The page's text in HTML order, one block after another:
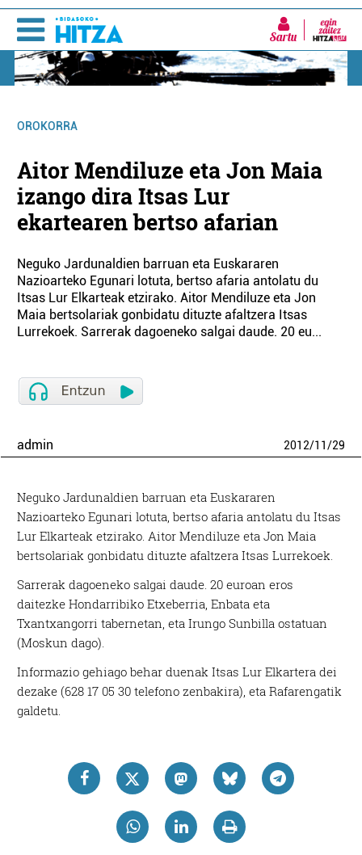
Sartu
OROKORRA
Aitor Mendiluze eta Jon Maia
izango dira Itsas Lur
ekartearen bertso afarian
Neguko Jardunaldien barruan eta Euskararen
Nazioarteko Egunari lotuta, bertso afaria antolatu du
Itsas Lur Elkarteak etzirako. Aitor Mendiluze eta Jon
Maia bertsolariak gonbidatu dituzte afaltzera Itsas
Lurrekoek. Sarrerak dagoeneko salgai daude. 20 eu...
admin 2012/11/29
Neguko Jardunaldien barruan eta Euskararen
Nazioarteko Egunari lotuta, bertso afaria antolatu du Itsas
Lur Elkarteak etzirako. Aitor Mendiluze eta Jon Maia
bertsolariak gonbidatu dituzte afaltzera Itsas Lurrekoek.
Sarrerak dagoeneko salgai daude. 20 euroan eros
daitezke Hondarribiko Etxeberria, Enbata eta
Txantxangorri tabernetan, eta Irungo Sunbilla ostatuan
(Moskun dago).
Informazio gehiago behar duenak Itsas Lur Elkartera dei
dezake (628 17 05 30 telefono zenbakira), eta Rafarengatik
galdetu.